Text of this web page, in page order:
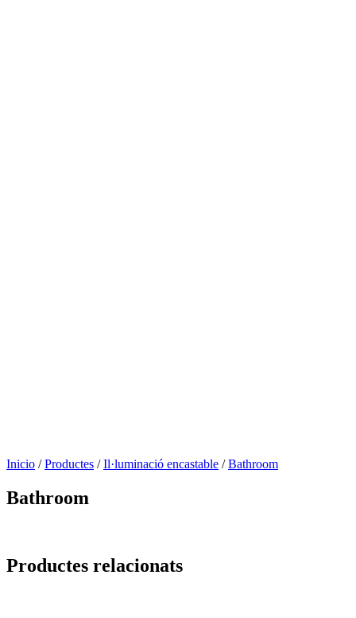
Inicio / Productes / Il·luminació encastable / Bathroom
Bathroom
Productes relacionats